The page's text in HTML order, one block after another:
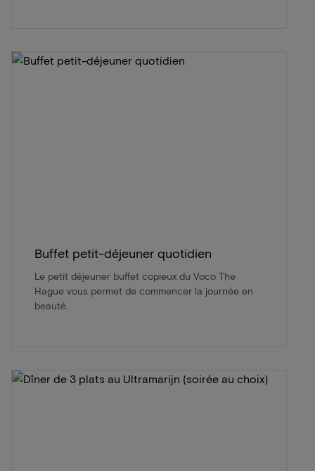
Buffet petit-déjeuner quotidien
Le petit déjeuner buffet copieux du Voco The
Hague vous permet de commencer la journée en
beauté.